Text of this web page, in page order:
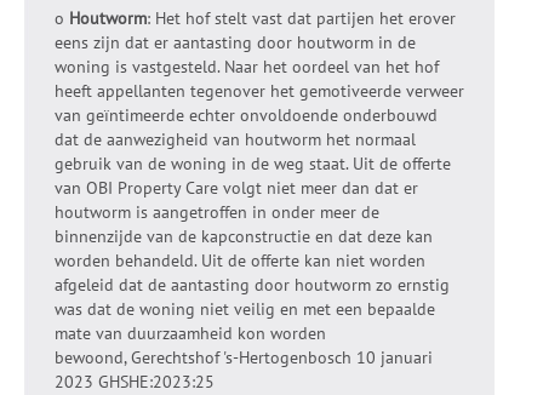
o Houtworm: Het hof stelt vast dat partijen het erover
eens zijn dat er aantasting door houtworm in de
woning is vastgesteld. Naar het oordeel van het hof
heeft appellanten tegenover het gemotiveerde verweer
van geïntimeerde echter onvoldoende onderbouwd
dat de aanwezigheid van houtworm het normaal
gebruik van de woning in de weg staat. Uit de offerte
van OBI Property Care volgt niet meer dan dat er
houtworm is aangetroffen in onder meer de
binnenzijde van de kapconstructie en dat deze kan
worden behandeld. Uit de offerte kan niet worden
afgeleid dat de aantasting door houtworm zo ernstig
was dat de woning niet veilig en met een bepaalde
mate van duurzaamheid kon worden
bewoond, Gerechtshof 's-Hertogenbosch 10 januari
2023 GHSHE:2023:25